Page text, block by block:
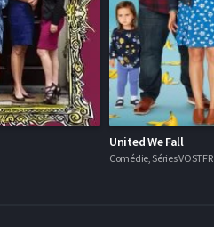
United We Fall
Comédie, Séries VOSTFR